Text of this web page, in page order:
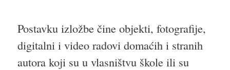
Postavku izložbe čine objekti, fotografije,
digitalni i video radovi domaćih i stranih
autora koji su u vlasništvu škole ili su